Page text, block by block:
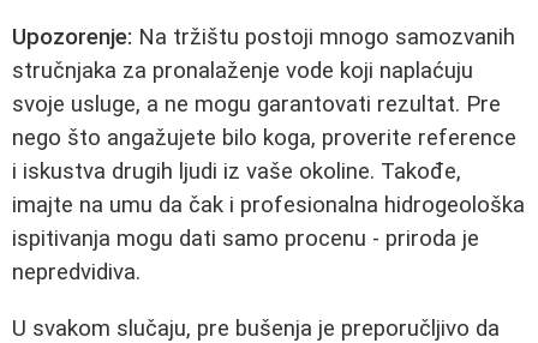
Upozorenje: Na tržištu postoji mnogo samozvanih
stručnjaka za pronalaženje vode koji naplaćuju
svoje usluge, a ne mogu garantovati rezultat. Pre
nego što angažujete bilo koga, proverite reference
i iskustva drugih ljudi iz vaše okoline. Takođe,
imajte na umu da čak i profesionalna hidrogeološka
ispitivanja mogu dati samo procenu - priroda je
nepredvidiva.
U svakom slučaju, pre bušenja je preporučljivo da